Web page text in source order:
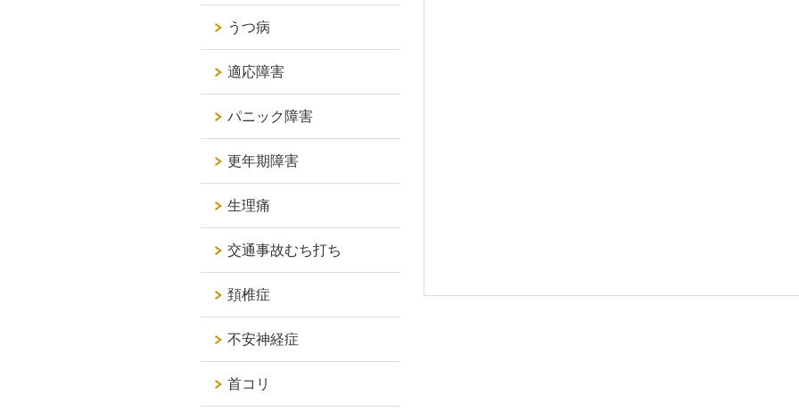
うつ病
適応障害
パニック障害
更年期障害
生理痛
交通事故むち打ち
頚椎症
不安神経症
首コリ